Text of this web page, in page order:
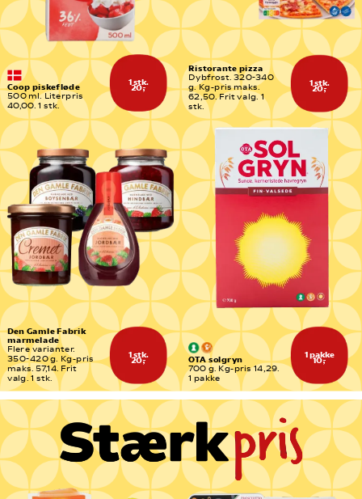
1 stk.
20,-
Den Gamle Fabrik
marmelade
Flere varianter.
350-420 g. Kg-pris
maks. 57,14. Frit
valg. 1 stk.
1 pakke
10,-
OTA solgryn
700 g. Kg-pris 14,29.
1 pakke
1 stk.
20,-
Coop piskefløde
500 ml. Literpris
40,00. 1 stk.
1 stk.
20,-
Ristorante pizza
Dybfrost. 320-340
g. Kg-pris maks.
62,50. Frit valg. 1
stk.